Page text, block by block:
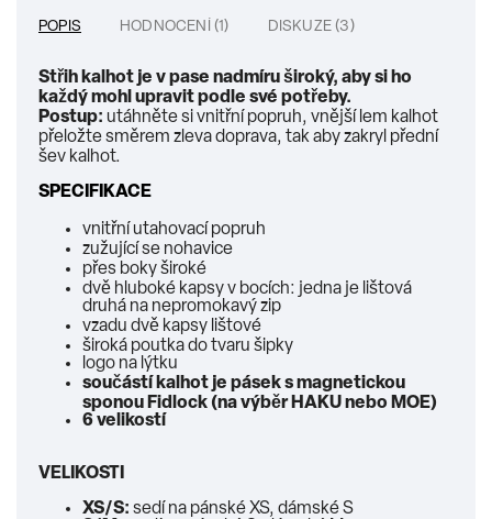
POPIS HODNOCENÍ (1) DISKUZE (3)
Střih kalhot je v pase nadmíru široký, aby si ho
každý mohl upravit podle své potřeby.
Postup: utáhněte si vnitřní popruh, vnější lem kalhot
přeložte směrem zleva doprava, tak aby zakryl přední
šev kalhot.
SPECIFIKACE
vnitřní utahovací popruh
zužující se nohavice
přes boky široké
dvě hluboké kapsy v bocích: jedna je lištová
druhá na nepromokavý zip
vzadu dvě kapsy lištové
široká poutka do tvaru šipky
logo na lýtku
součástí kalhot je pásek s magnetickou
sponou Fidlock (na výběr HAKU nebo MOE)
6 velikostí
VELIKOSTI
XS/S: sedí na pánské XS, dámské S